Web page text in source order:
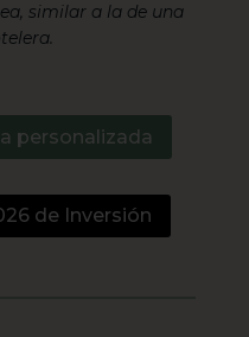
similar a la de una
personalizada
de Inversión